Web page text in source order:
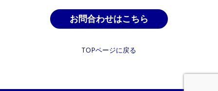
お問合わせはこちら
TOPページに戻る